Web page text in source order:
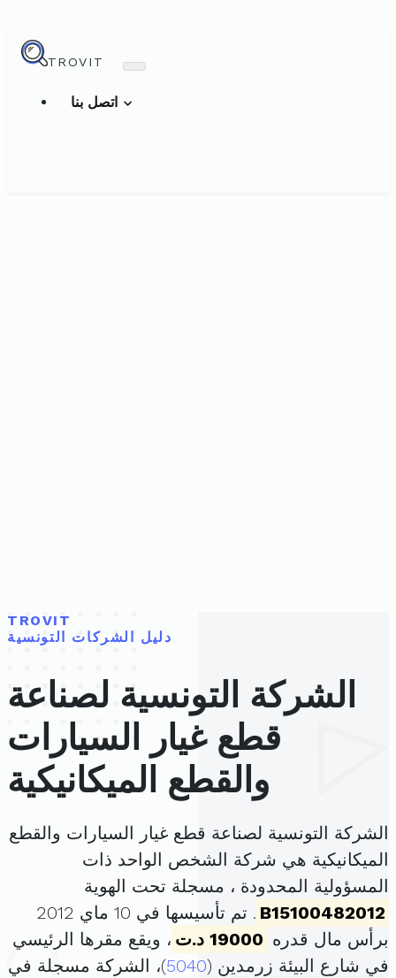
TROVIT
TROVIT
دليل الشركات التونسية
الشركة التونسية لصناعة
قطع غيار السيارات
والقطع الميكانيكية
الشركة التونسية لصناعة قطع غيار السيارات والقطع
الميكانيكية هي شركة الشخص الواحد ذات
المسؤولية المحدودة ، مسجلة تحت الهوية
B15100482012
. تم تأسيسها في 10 ماي 2012
برأس مال قدره 19000 د.ت
، ويقع مقرها الرئيسي
في شارع البيئة زرمدين (5040)، الشركة مسجلة في